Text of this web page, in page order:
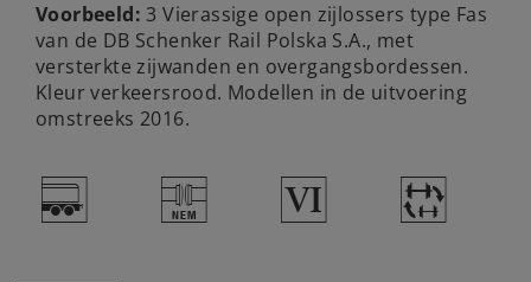
Voorbeeld: 3 Vierassige open zijlossers type Fas
van de DB Schenker Rail Polska S.A., met
versterkte zijwanden en overgangsbordessen.
Kleur verkeersrood. Modellen in de uitvoering
omstreeks 2016.
= U 8 ~